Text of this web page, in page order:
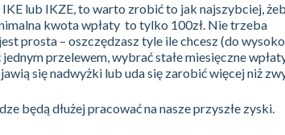
lub IKZE, to warto zrobić to jak najszybciej,
kwota wpłaty to tylko 100zł. Nie trzeba
prosta – oszczędzasz tyle ile chcesz (do
przelewem, wybrać stałe miesięczne
się nadwyżki lub uda się zarobić więcej niż
będą dłużej pracować na nasze przyszłe zyski.